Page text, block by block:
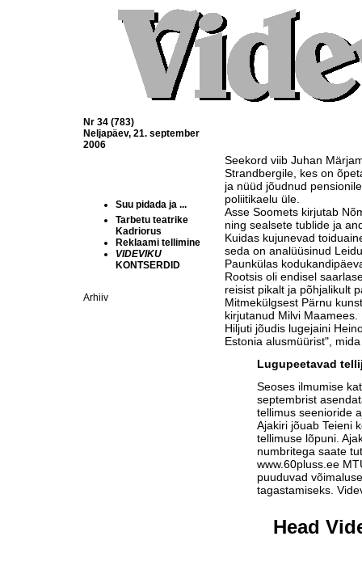
Nr 34 (783)
Neljapäev, 21. september
2006
Suu pidada ja ...
Tarbetu teatrike
Kadriorus
Reklaami tellimine
VIDEVIKU
KONTSERDID
Arhiiv
Seekord viib Juhan
Strandbergile, kes on
ja nüüd jõudnud
poliitikaelu üle.
Asse Soomets kirjutab
ning sealsete tublide ja
Kuidas kujunevad
seda on analüüsinud
Paunkülas
Rootsis oli endisel
reisist pikalt ja põhjalikult
Mitmekülgsest Pärnu
kirjutanud Milvi Maamees.
Hiljuti jõudis lugejaini
Estonia alusmüürist",
Lugupeetavad
Seoses ilmumise
septembrist
tellimus seenioride
Ajakiri jõuab Teieni
tellimuse lõpuni.
numbritega saate
www.60pluss.ee
puuduvad
tagastamiseks.
Head